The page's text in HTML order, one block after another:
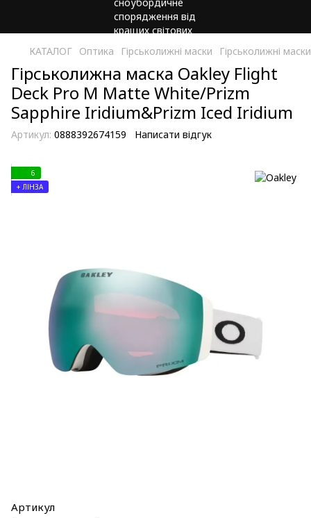
КАТАЛОГ Оптика Гірськолижні маски Гірськолижні
Гірськолижна маска Oakley Flight
Deck Pro M Matte White/Prizm
Sapphire Iridium&Prizm Iced Iridium
Артикул: 0888392674159 Написати відгук
6
+ ЛІНЗА
Артикул